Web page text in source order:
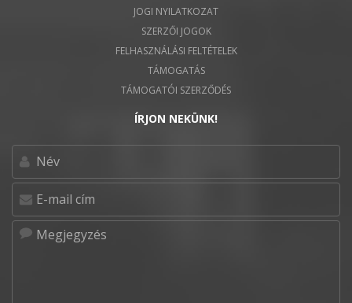
JOGI NYILATKOZAT
SZERZŐI JOGOK
FELHASZNÁLÁSI FELTÉTELEK
TÁMOGATÁS
TÁMOGATÓI SZERZŐDÉS
ÍRJON NEKÜNK!